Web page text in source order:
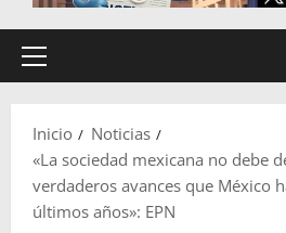
Menú
Inicio
Noticias
«La sociedad mexicana no debe
verdaderos avances que México
últimos años»: EPN